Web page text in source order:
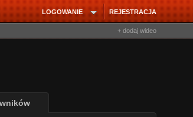
REJESTRACJA
LOGOWANIE
+ dodaj wideo